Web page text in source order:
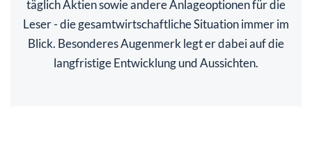
täglich Aktien sowie andere Anlageoptionen für die
Leser - die gesamtwirtschaftliche Situation immer im
Blick. Besonderes Augenmerk legt er dabei auf die
langfristige Entwicklung und Aussichten.